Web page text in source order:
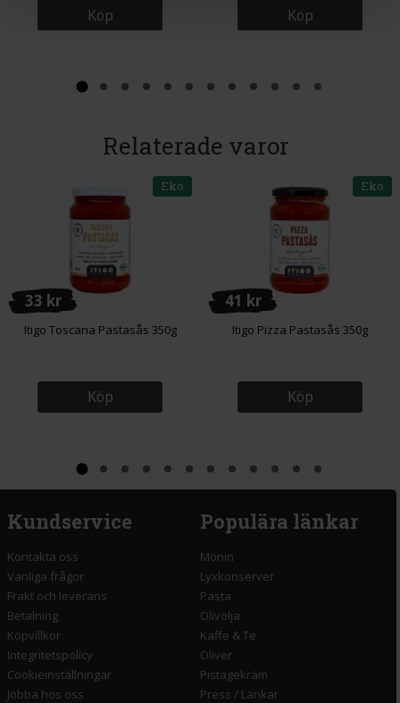
Köp Köp
Relaterade varor
33 kr
Eko
Itigo Toscana Pastasås 350g
Köp
41 kr
Eko
Itigo Pizza Pastasås 350g
Köp
Kundservice
Kontakta oss
Vanliga frågor
Frakt och leverans
Betalning
Köpvillkor
Integritetspolicy
Cookieinställningar
Jobba hos oss
Populära länkar
Monin
Lyxkonserver
Pasta
Olivolja
Kaffe & Te
Oliver
Pistagekräm
Press / Länkar